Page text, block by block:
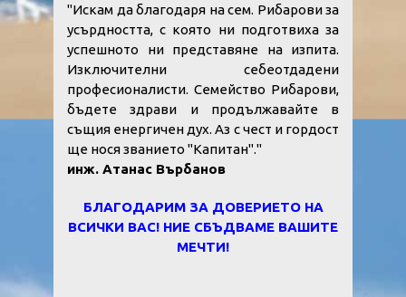
"Искам да благодаря на сем. Рибарови за
усърдността, с която ни подготвиха за
успешното ни представяне на изпита.
Изключителни себеотдадени
професионалисти. Семейство Рибарови,
бъдете здрави и продължавайте в
същия енергичен дух. Аз с чест и гордост
ще нося званието "Капитан"."
инж. Атанас Върбанов
БЛАГОДАРИМ ЗА ДОВЕРИЕТО НА
ВСИЧКИ ВАС! НИЕ СБЪДВАМЕ ВАШИТЕ
МЕЧТИ!